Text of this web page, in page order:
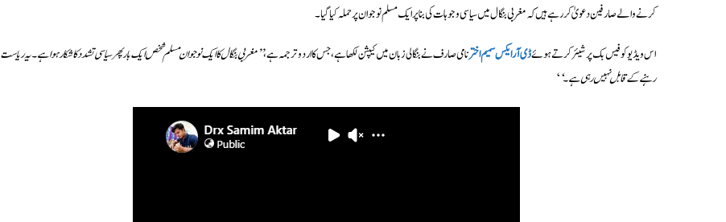
کرنے والے صارفین دعویٰ کر رہے ہیں کہ مغربی بنگال میں سیاسی وجوہات کی بنا پر ایک مسلم نوجوان پر حملہ کیا گیا۔
اس ویڈیو کو فیس بک پر شیئر کرتے ہوئےڈی آر ایکس سمیم اخترنامی صارف نے بنگالی زبان میں کیپشن لکھا ہے، جس کا اردو ترجمہ ہے،’’مغربی بنگال کا ایک نوجوان مسلم شخص ایک بار پھر سیاسی تشدد کا شکار ہوا ہے۔ یہ ریاست
رہنے کے قابل نہیں رہی ہے۔‘‘